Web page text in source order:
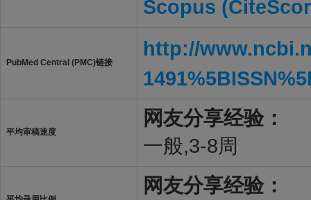
Scopus
PubMed Central (PMC)链接
http://
平均审稿速度
网友分享经验：
一般,3-8周
网友分享经验：